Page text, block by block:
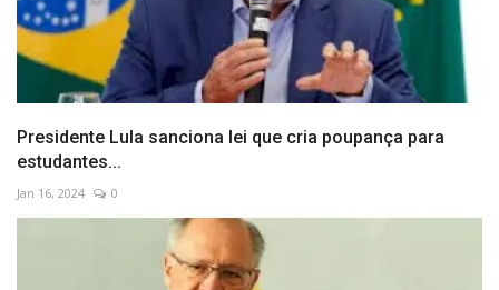
Presidente Lula sanciona lei que cria poupança para
estudantes...
Jan 16, 2024 0